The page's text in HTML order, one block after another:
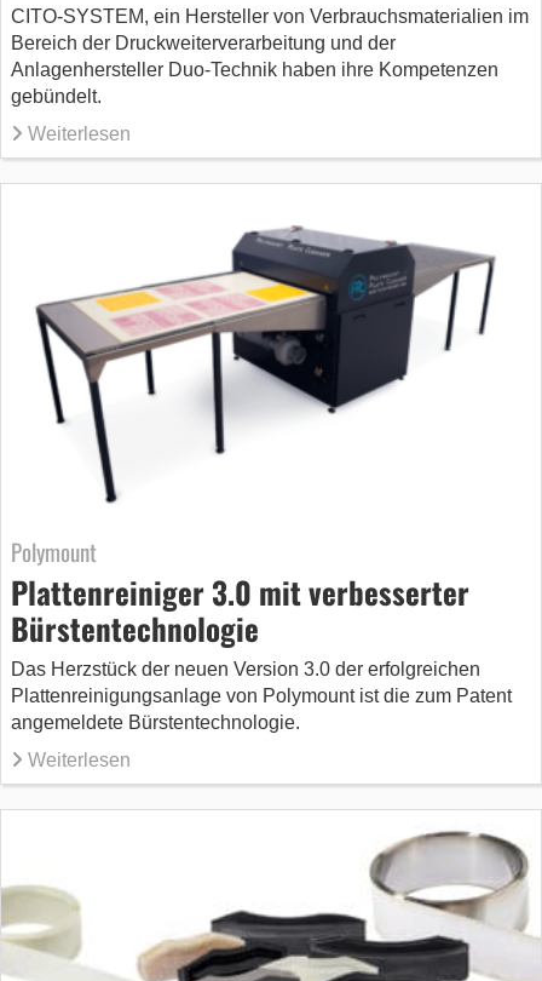
CITO-SYSTEM, ein Hersteller von Verbrauchsmaterialien im
Bereich der Druckweiterverarbeitung und der
Anlagenhersteller Duo-Technik haben ihre Kompetenzen
gebündelt.
Weiterlesen
Polymount
Plattenreiniger 3.0 mit verbesserter
Bürstentechnologie
Das Herzstück der neuen Version 3.0 der erfolgreichen
Plattenreinigungsanlage von Polymount ist die zum Patent
angemeldete Bürstentechnologie.
Weiterlesen